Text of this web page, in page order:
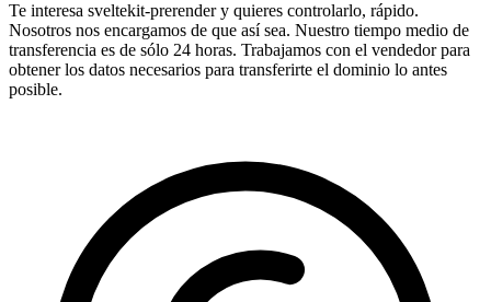
Te interesa sveltekit-prerender y quieres controlarlo, rápido.
Nosotros nos encargamos de que así sea. Nuestro tiempo medio de
transferencia es de sólo 24 horas. Trabajamos con el vendedor para
obtener los datos necesarios para transferirte el dominio lo antes
posible.